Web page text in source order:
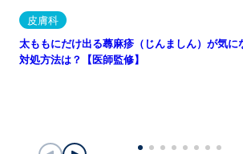
皮膚科
太ももにだけ出る蕁麻疹（じんましん）が気に
対処方法は？【医師監修】